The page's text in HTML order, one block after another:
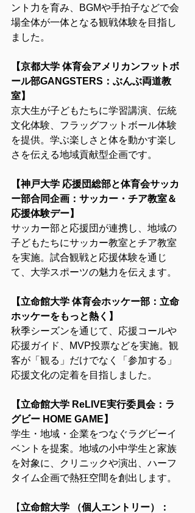
ント力を育み、BGMや手拍子などで会
場全体が一体となる観戦体験を目指し
ました。
【京都大学 体育会アメリカンフットボ
ール部GANGSTERS：ぶんぶ両道教
室】
京大生が子どもたちに学習講演、伝統
文化体験、フラッグフットボール体験
を提供。学ぶ楽しさと体を動かす楽し
さを伝える地域貢献型企画です。
【神戸大学 応援団総部と体育会サッカ
ー部合同企画：サッカー・チア教室＆
応援体験デー】
サッカー部と応援団が連携し、地域の
子どもたちにサッカー教室とチア教室
を実施。試合観戦と応援体験を通じ
て、大学スポーツの魅力を伝えます。
【立命館大学 体育会ホッケー部：立命
ホッケーをもっと熱く】
秋季シーズンを通じて、応援コールや
応援ガイド、MVP投票などを実施。観
客が「観る」だけでなく「参加する」
応援文化の定着を目指しました。
【立命館大学 ReLIVE実行委員会：ラ
グビー HOME GAME】
学生・地域・企業をつなぐラグビーイ
ベントを提案。地域の小中学生と家族
を対象に、クリニックや演出、ハーフ
タイム企画で熱狂空間を創出します。
【 立命館大学 （個人エントリー）：